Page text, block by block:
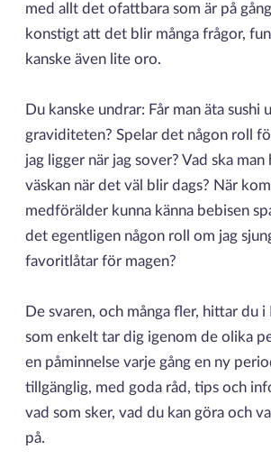
med allt det ofattbara som är på
konstigt att det blir många frågor,
kanske även lite oro.
Du kanske undrar: Får man äta sushi
graviditeten? Spelar det någon roll
jag ligger när jag sover? Vad ska man
väskan när det väl blir dags? När
medförälder kunna känna bebisen
det egentligen någon roll om jag
favoritlåtar för magen?
De svaren, och många fler, hittar du i
som enkelt tar dig igenom de olika
en påminnelse varje gång en ny
tillgänglig, med goda råd, tips och
vad som sker, vad du kan göra och
på.